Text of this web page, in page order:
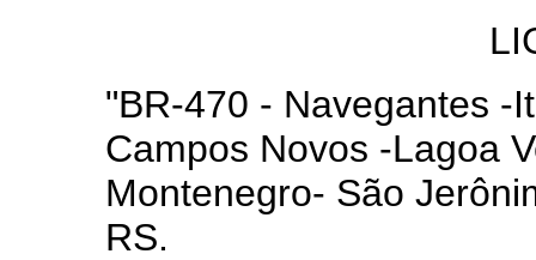
"BR-470 - Navegantes -
Campos Novos -Lagoa
Montenegro- São
RS.